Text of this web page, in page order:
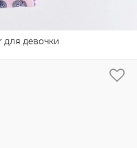
для девочки